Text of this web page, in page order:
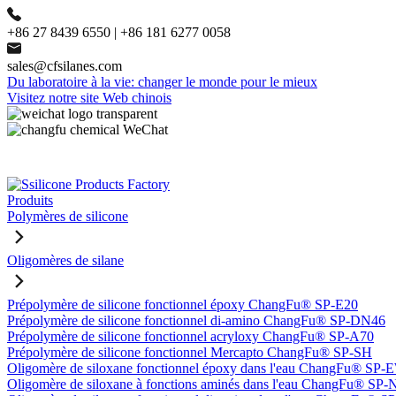
+86 27 8439 6550 | +86 181 6277 0058
sales@cfsilanes.com
Du laboratoire à la vie: changer le monde pour le mieux
Visitez notre site Web chinois
Produits
Polymères de silicone
Oligomères de silane
Prépolymère de silicone fonctionnel époxy ChangFu® SP-E20
Prépolymère de silicone fonctionnel di-amino ChangFu® SP-DN46
Prépolymère de silicone fonctionnel acryloxy ChangFu® SP-A70
Prépolymère de silicone fonctionnel Mercapto ChangFu® SP-SH
Oligomère de siloxane fonctionnel époxy dans l'eau ChangFu® SP-
Oligomère de siloxane à fonctions aminés dans l'eau ChangFu® SP-